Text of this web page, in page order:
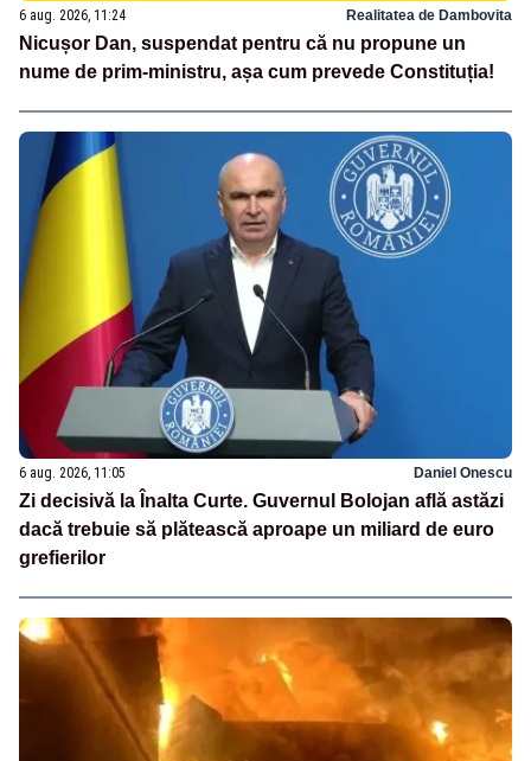
6 aug. 2026, 11:24 Realitatea de Dambovita
Nicușor Dan, suspendat pentru că nu propune un
nume de prim-ministru, așa cum prevede Constituția!
6 aug. 2026, 11:05 Daniel Onescu
Zi decisivă la Înalta Curte. Guvernul Bolojan află astăzi
dacă trebuie să plătească aproape un miliard de euro
grefierilor